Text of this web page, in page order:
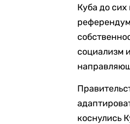
Куба до
социализм
коснулись